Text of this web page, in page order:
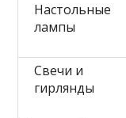
Настольные
лампы
Свечи и
гирлянды